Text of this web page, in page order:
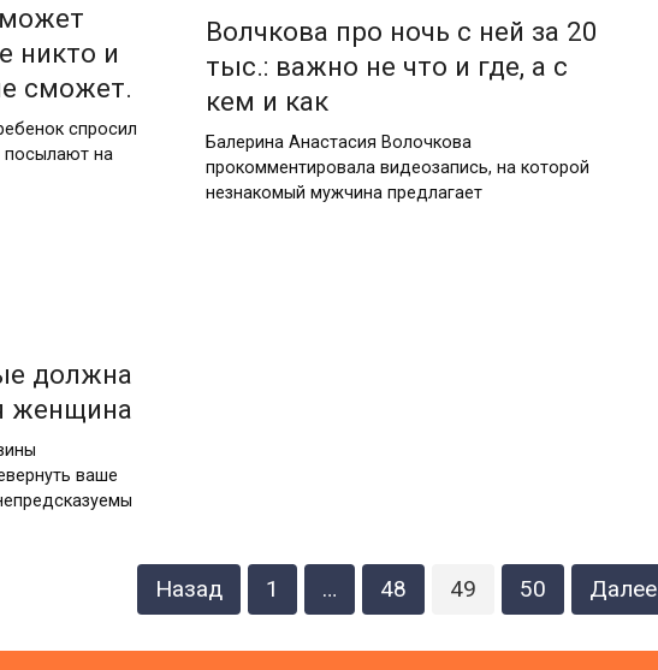
никто и
сможет.
спросил
посылают на
Волчкова про ночь с ней за 20
тыс.: важно не что и где, а с
кем и как
Балерина Анастасия Волочкова
прокомментировала видеозапись, на которой
незнакомый мужчина предлагает
должна
женщина
ваше
Назад 1 … 48 49 50 Далее